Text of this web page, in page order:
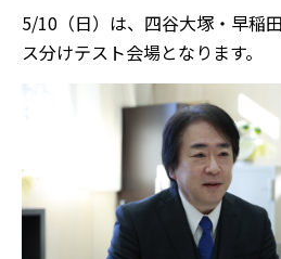
5/10（日）は、四谷大塚・早稲
ス分けテスト会場となります。